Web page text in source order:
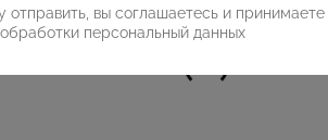
отправить, вы соглашаетесь и принимаете
обработки персональный данных